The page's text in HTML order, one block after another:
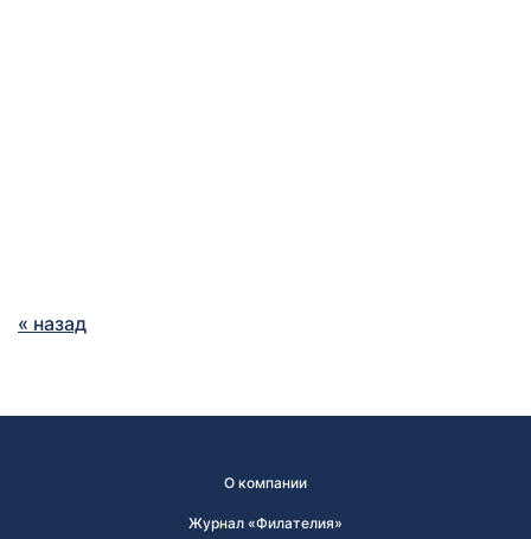
« назад
О компании
Журнал «Филателия»